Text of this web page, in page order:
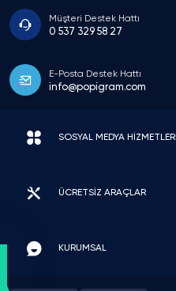
Müşteri Destek Hattı
0 537 329 58 27
E-Posta Destek Hattı
info@popigram.com
SOSYAL MEDYA HİZMETLERİ
ÜCRETSİZ ARAÇLAR
KURUMSAL